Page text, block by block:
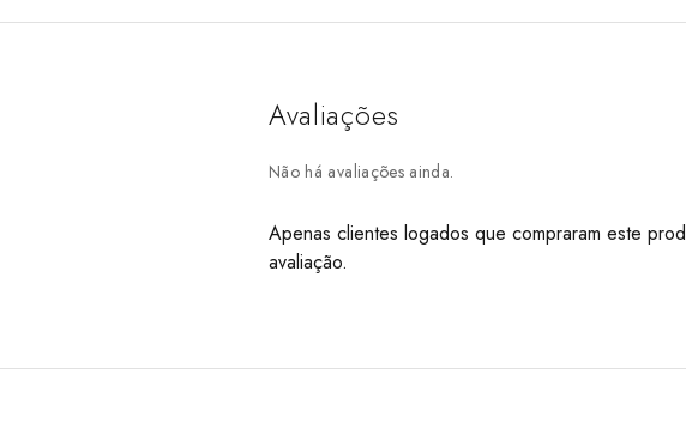
Avaliações
Não há avaliações ainda.
Apenas clientes logados que compraram este
avaliação.